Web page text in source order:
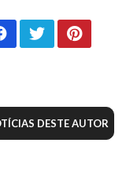
DESTE AUTOR